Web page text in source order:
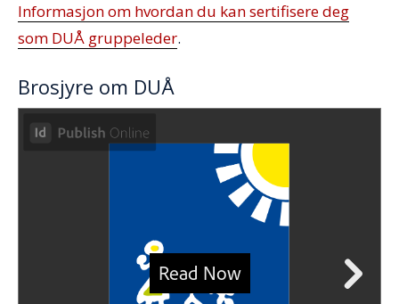
Informasjon om hvordan du kan sertifisere deg
som DUÅ gruppeleder.
Brosjyre om DUÅ